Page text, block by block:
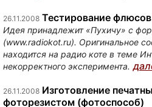
26.11.2008 Тестирование
Идея принадлежит «Пухичу» с
(www.radiokot.ru). Оригинальное
находится на радио коте в теме
некорректного эксперимента.
26.11.2008 Изготовление
фоторезистом (фотоспособ)